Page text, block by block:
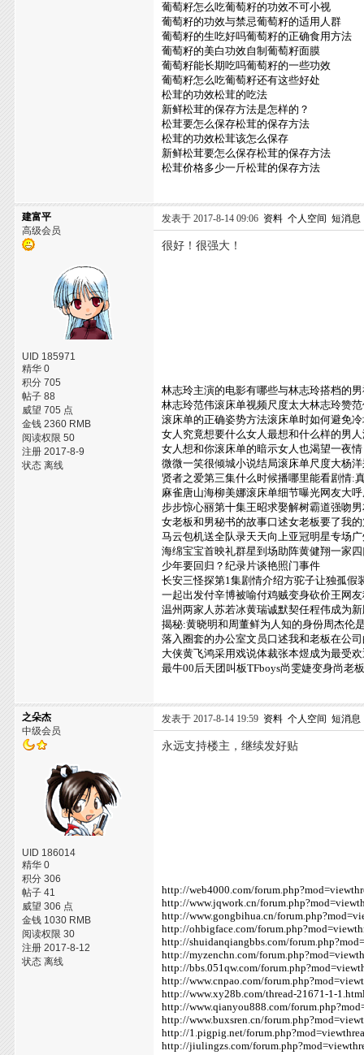
葡萄籽怎么吃葡萄籽的功效不可小视
葡萄籽的功效与禁忌葡萄籽的适用人群
葡萄籽的生吃好吗葡萄籽的正确食用方法
葡萄籽的美白功效自制葡萄籽面膜
葡萄籽能长期吃吗葡萄籽的一些功效
葡萄籽怎么吃葡萄籽还有这些好处
松茸的功效松茸的吃法
新鲜松茸的保存方法是怎样的？
松茸要怎么保存松茸的保存方法
松茸的功效松茸该怎么保存
新鲜松茸要怎么保存松茸的保存方法
松茸价格多少一斤松茸的保存方法
建富平
高级会员
UID 185971
精华 0
积分 705
帖子 88
威望 705 点
金钱 2360 RMB
阅读权限 50
注册 2017-8-9
状态 离线
发表于 2017-8-14 09:06 资料 个人空间 短消息
很好！很强大！
林志玲主演的电影有哪些与林志玲搭档的
林志玲范伟滚床单视频尺度太大林志玲赞
滚床单的正确姿势方法滚床单时如何避免
女人究竟想要什么女人最想和什么样的男
女人想和你滚床单的暗示女人也渴望一夜情
微微一笑很倾城小说结局滚床单尺度大杨
贤者之爱第三集什么时候播哪里能看剧情:
麻雀唐山海柳美娜滚床单细节曝光网友大
步步惊心丽第十集王昭求娶解树霸道强吻
女老板和男秘书的故事口述女老板要了我
马云包机送全队录天天向上亚冠明星专场
海绵宝宝首映礼群星到场助阵黄健翔一家
少年要回归？纪录片谈艳照门事件
长安三怪探第1集剧情介绍方驼子让独孤假
一起出发付辛博被喻付鸡贼变身砍价王网
温州两家人苏若冰黄瑞诚默契任程伟成为新
揭秘:黄晓明和周董鲜为人知的身份周杰伦
落入圈套的办公室文员口述我和老板在公
大侠黄飞鸿采用戏说体裁张本煜成为最受
最牛00后天团叫板TFboys尚雯婕变身尚老
之朵杰
中级会员
UID 186014
精华 0
积分 306
帖子 41
威望 306 点
金钱 1030 RMB
阅读权限 30
注册 2017-8-12
状态 离线
发表于 2017-8-14 19:59 资料 个人空间 短消息
永远支持楼主，继续发好贴
http://web4000.com/
http://www.jqwork.cn/
http://www.gongbihua.cn/
http://ohbigface.com/
http://shuidanqiangbbs.com/
http://myzenchn.com/
http://bbs.051qw.com/
http://www.cnpao.com/
http://www.xy28b.com/thread-21671-1-
http://www.qianyou888.com/
http://www.buxsren.cn/
http://1.pigpig.net/
http://jiulingzs.com/